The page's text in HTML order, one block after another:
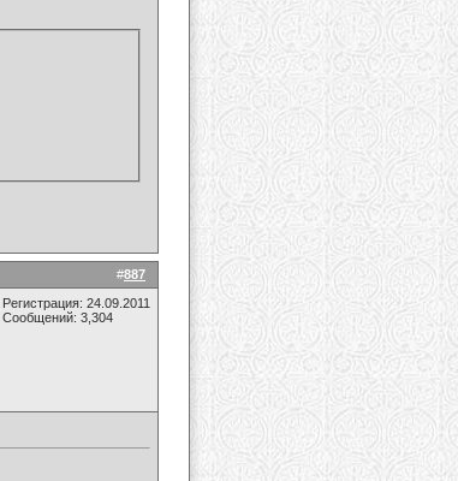
#887
Регистрация: 24.09.2011
Сообщений: 3,304